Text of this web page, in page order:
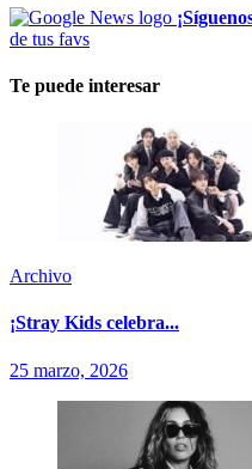
de tus favs
Te puede interesar
Archivo
¡Stray Kids celebra...
25 marzo, 2026